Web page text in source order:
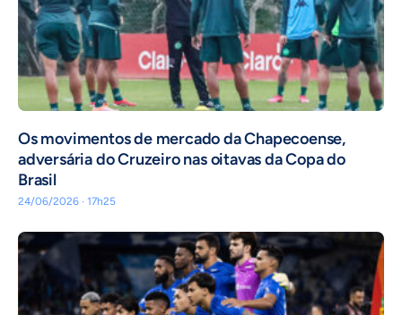
Os movimentos de mercado da Chapecoense,
adversária do Cruzeiro nas oitavas da Copa do
Brasil
24/06/2026 · 17h25